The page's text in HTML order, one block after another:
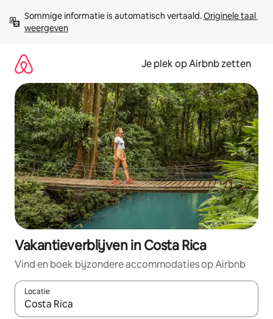
direct
naar
Sommige informatie is automatisch vertaald. Originele taal
weergeven
Je plek op Airbnb zetten
Vakantieverblijven in Costa Rica
Vind en boek bijzondere accommodaties op Airbnb
Locatie
Wanneer er resultaten beschikbaar zijn, maak je een keuze